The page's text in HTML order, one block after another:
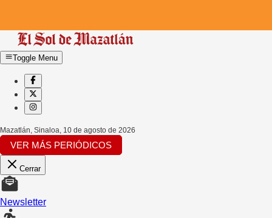
Toggle Menu
Mazatlán, Sinaloa, 10 de agosto de 2026
VER MÁS PERIÓDICOS
Cerrar
Newsletter